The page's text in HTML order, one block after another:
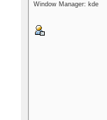
Window Manager: kde